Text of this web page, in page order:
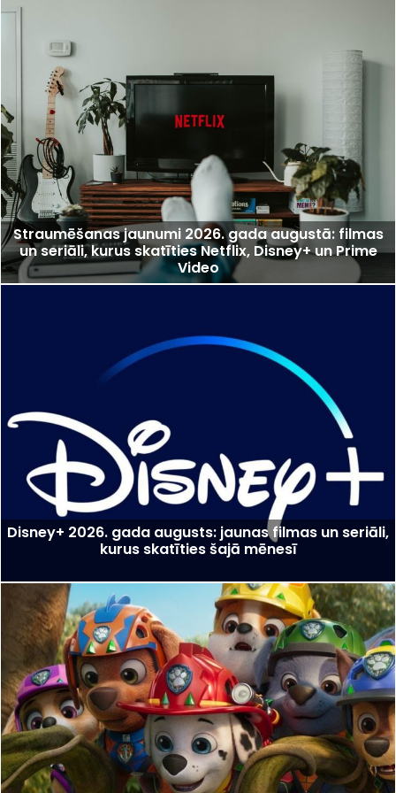
Straumēšanas jaunumi 2026. gada augustā: filmas
un seriāli, kurus skatīties Netflix, Disney+ un Prime
Video
Disney+ 2026. gada augusts: jaunas filmas un seriāli,
kurus skatīties šajā mēnesī